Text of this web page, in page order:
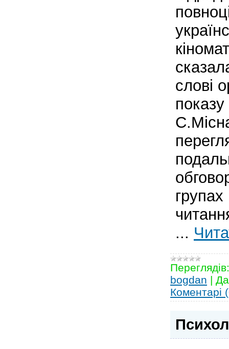
слові
показу
...
Переглядів:
bogdan |
Коментарі